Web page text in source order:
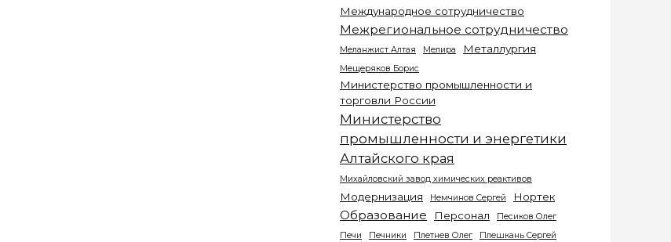
Международное сотрудничество
Межрегиональное сотрудничество
Меланжист Алтая Мелира Металлургия
Мещеряков Борис
Министерство промышленности и
торговли России
Министерство
промышленности и энергетики
Алтайского края
Михайловский завод химических реактивов
Модернизация Немчинов Сергей Нортек
Образование Персонал
Песиков Олег
Печи
Печники Плетнев Олег
Плешкань Сергей